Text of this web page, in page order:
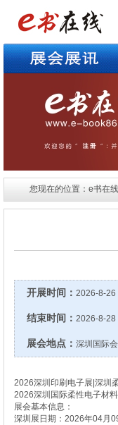
您现在的位置：e书在线 >
开展时间： 2026-8-26
结束时间： 2026-8-28
展会地点： 深圳国际
2026深圳印刷电子展|深圳
2026深圳国际柔性电子材
展会基本信息：
深圳展日期：2026年04月